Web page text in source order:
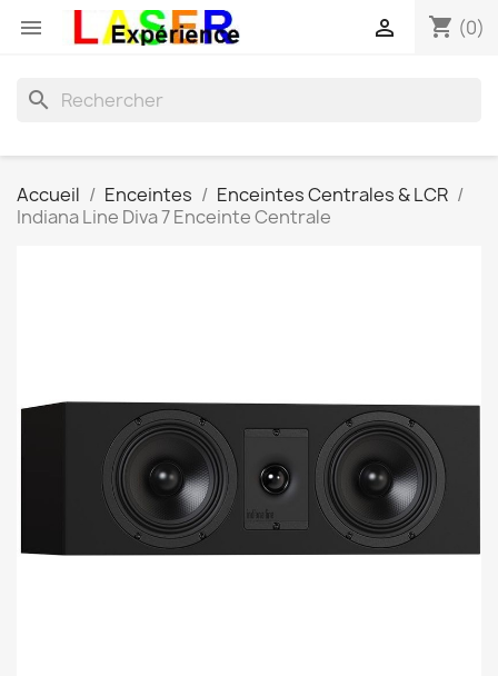
 shopping_cart (0)

search
Accueil Enceintes
Enceintes Centrales & LCR
Indiana Line Diva 7 Enceinte Centrale